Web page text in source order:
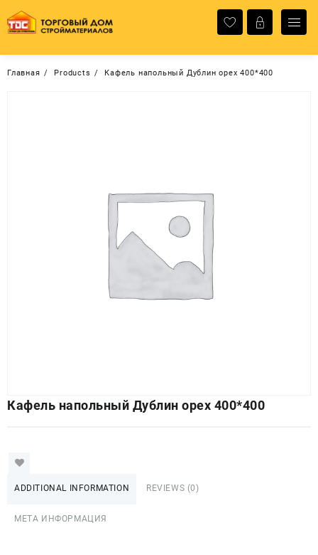
содержимому
Главная Products Кафель напольный Дублин орех 400*400
Кафель напольный Дублин орех 400*400
ADDITIONAL INFORMATION REVIEWS (0)
МЕТА ИНФОРМАЦИЯ